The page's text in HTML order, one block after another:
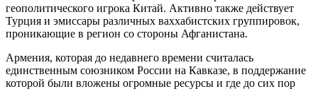
геополитического игрока Китай. Активно также действует
Турция и эмиссары различных ваххабистских группировок,
проникающие в регион со стороны Афганистана.
Армения, которая до недавнего времени считалась
единственным союзником России на Кавказе, в поддержание
которой были вложены огромные ресурсы и где до сих пор